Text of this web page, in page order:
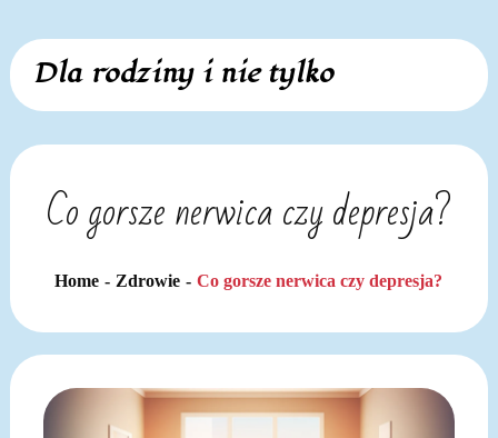
Skip
content
Dla rodziny i nie tylko
Co gorsze nerwica czy depresja?
Home Zdrowie Co gorsze nerwica czy depresja?